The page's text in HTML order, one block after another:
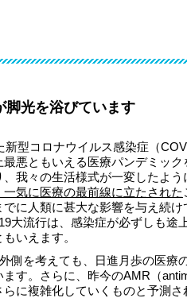
脚光を浴びています
新型コロナウイルス感染症（
悪ともいえる医療パンデミッ
我々の生活様式が一変したよう
気に医療の最前線に立たされた
でに人類に甚大な影響を与え続
大流行は、感染症が必ずしも途
いえます。
側を考えても、日進月歩の医療
す。さらに、昨今のAMR（
に複雑化していくものと予測さ